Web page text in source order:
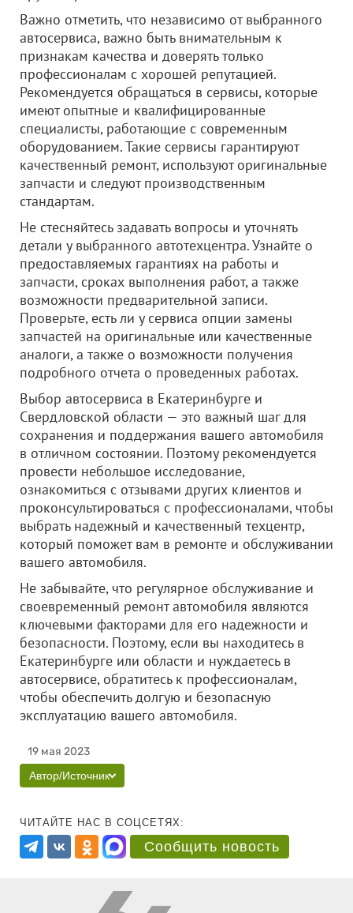
Важно отметить, что независимо от выбранного
автосервиса, важно быть внимательным к
признакам качества и доверять только
профессионалам с хорошей репутацией.
Рекомендуется обращаться в сервисы, которые
имеют опытные и квалифицированные
специалисты, работающие с современным
оборудованием. Такие сервисы гарантируют
качественный ремонт, используют оригинальные
запчасти и следуют производственным
стандартам.
Не стесняйтесь задавать вопросы и уточнять
детали у выбранного автотехцентра. Узнайте о
предоставляемых гарантиях на работы и
запчасти, сроках выполнения работ, а также
возможности предварительной записи.
Проверьте, есть ли у сервиса опции замены
запчастей на оригинальные или качественные
аналоги, а также о возможности получения
подробного отчета о проведенных работах.
Выбор автосервиса в Екатеринбурге и
Свердловской области — это важный шаг для
сохранения и поддержания вашего автомобиля
в отличном состоянии. Поэтому рекомендуется
провести небольшое исследование,
ознакомиться с отзывами других клиентов и
проконсультироваться с профессионалами, чтобы
выбрать надежный и качественный техцентр,
который поможет вам в ремонте и обслуживании
вашего автомобиля.
Не забывайте, что регулярное обслуживание и
своевременный ремонт автомобиля являются
ключевыми факторами для его надежности и
безопасности. Поэтому, если вы находитесь в
Екатеринбурге или области и нуждаетесь в
автосервисе, обратитесь к профессионалам,
чтобы обеспечить долгую и безопасную
эксплуатацию вашего автомобиля.
19 мая 2023
Автор/Источник
ЧИТАЙТЕ НАС В СОЦСЕТЯХ:
Сообщить новость